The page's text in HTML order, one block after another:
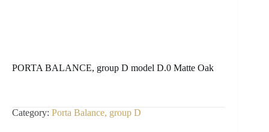
PORTA BALANCE, group D model D.0 Matte Oak
Category: Porta Balance, group D